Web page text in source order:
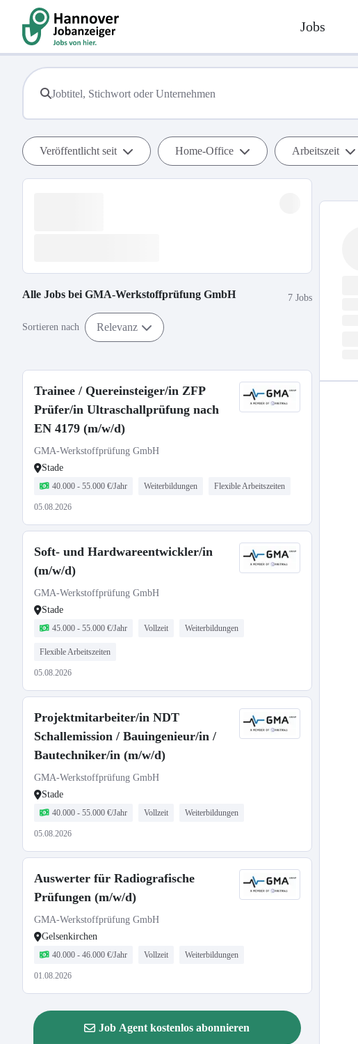
Jobs
Veröffentlicht seit Home-Office Arbeitszeit
Alle Jobs bei GMA-Werkstoffprüfung GmbH 7 Jobs
Sortieren nach Relevanz
Trainee / Quereinsteiger/in ZFP
Prüfer/in Ultraschallprüfung nach
EN 4179 (m/w/d)
GMA-Werkstoffprüfung GmbH
Stade
40.000 - 55.000 €/Jahr Weiterbildungen Flexible Arbeitszeiten
05.08.2026
Soft- und Hardwareentwickler/in
(m/w/d)
GMA-Werkstoffprüfung GmbH
Stade
45.000 - 55.000 €/Jahr Vollzeit Weiterbildungen
Flexible Arbeitszeiten
05.08.2026
Projektmitarbeiter/in NDT
Schallemission / Bauingenieur/in /
Bautechniker/in (m/w/d)
GMA-Werkstoffprüfung GmbH
Stade
40.000 - 55.000 €/Jahr Vollzeit Weiterbildungen
05.08.2026
Auswerter für Radiografische
Prüfungen (m/w/d)
GMA-Werkstoffprüfung GmbH
Gelsenkirchen
40.000 - 46.000 €/Jahr Vollzeit Weiterbildungen
01.08.2026
Job Agent kostenlos abonnieren